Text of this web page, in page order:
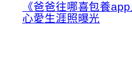
《爸爸往哪喜包養
心愛生涯照曝光